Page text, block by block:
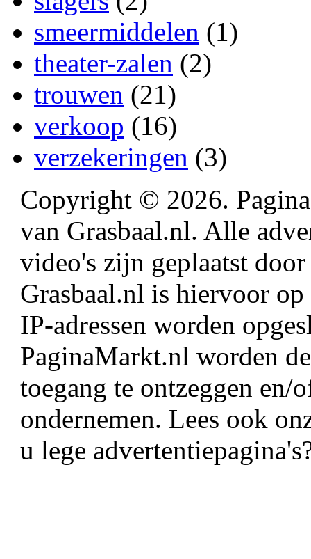
smeermiddelen (1)
theater-zalen (2)
trouwen (21)
verkoop (16)
verzekeringen (3)
Copyright © 2026.
van Grasbaal.nl. Alle
video's zijn geplaatst
Grasbaal.nl is hiervoor
IP-adressen worden
PaginaMarkt.nl worden
toegang te ontzeggen en/
ondernemen. Lees ook
u lege